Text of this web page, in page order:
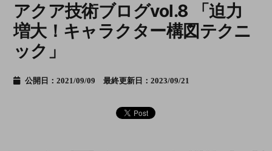
アクア技術ブログvol.8 「迫力
増大！キャラクター構図テクニ
ック」
公開日：2021/09/09 最終更新日：2023/09/21